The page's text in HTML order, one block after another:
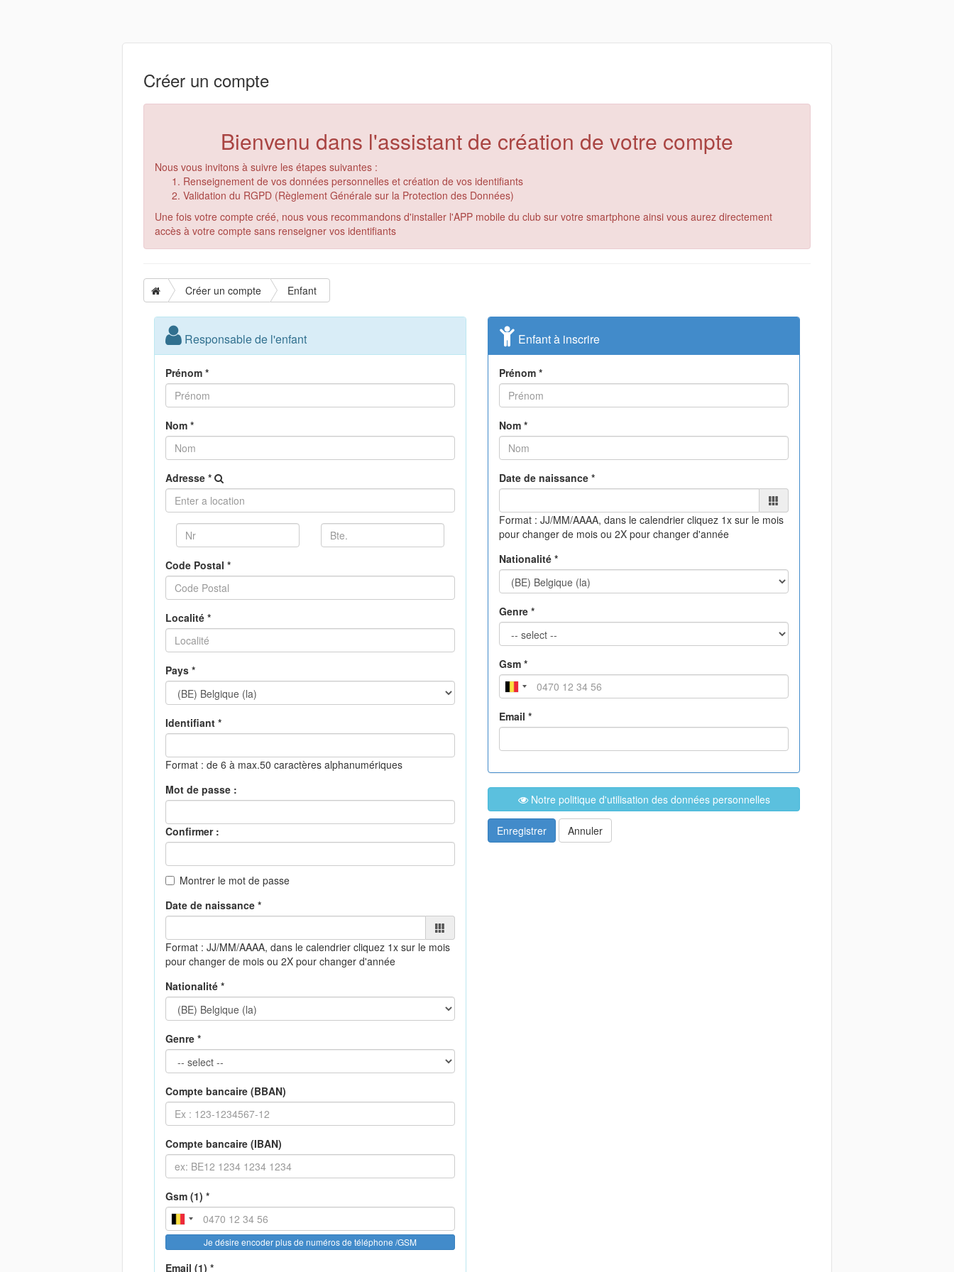
Créer un compte
Bienvenu dans l'assistant de création de votre compte
Nous vous invitons à suivre les étapes suivantes :
Renseignement de vos données personnelles et création de vos identifiants
Validation du RGPD (Règlement Générale sur la Protection des Données)
Une fois votre compte créé, nous vous recommandons d'installer l'APP mobile du club sur votre smartphone ainsi vous aurez directement
accès à votre compte sans renseigner vos identifiants
Créer un compte Enfant
Responsable de l'enfant
Prénom *
Nom *
Adresse *
Code Postal *
Localité *
Pays *
Identifiant *
Format : de 6 à max.50 caractères alphanumériques
Mot de passe :
Confirmer :
Montrer le mot de passe
Date de naissance *
Format : JJ/MM/AAAA, dans le calendrier cliquez 1x sur le mois
pour changer de mois ou 2X pour changer d'année
Nationalité *
Genre *
Compte bancaire (BBAN)
Compte bancaire (IBAN)
Gsm (1) *
Je désire encoder plus de numéros de téléphone /GSM
Email (1) *
Enfant à inscrire
Prénom *
Nom *
Date de naissance *
Format : JJ/MM/AAAA, dans le calendrier cliquez 1x sur le mois
pour changer de mois ou 2X pour changer d'année
Nationalité *
Genre *
Gsm *
Email *
Notre politique d'utilisation des données personnelles
Enregistrer Annuler